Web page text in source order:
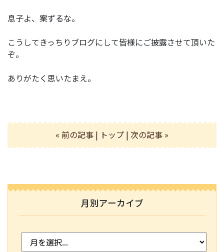
息子よ、案ずるな。
こうしてきっちりブログにして皆様にご披露させて頂いた
ぞ。
ありがたく思いたまえ。
« 前の記事 | トップ | 次の記事 »
月別アーカイブ